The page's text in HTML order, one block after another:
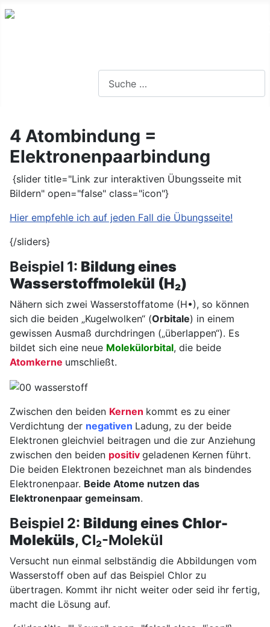
4 Atombindung =
Elektronenpaarbindung
{slider title="Link zur interaktiven Übungsseite mit
Bildern" open="false" class="icon"}
Hier empfehle ich auf jeden Fall die Übungsseite!
{/sliders}
Beispiel 1: Bildung eines
Wasserstoffmolekül (H₂)
Nähern sich zwei Wasserstoffatome (H•), so können
sich die beiden „Kugelwolken“ (Orbitale) in einem
gewissen Ausmaß durchdringen („überlappen“). Es
bildet sich eine neue Molekülorbital, die beide
Atomkerne umschließt.
Zwischen den beiden Kernen kommt es zu einer
Verdichtung der negativen Ladung, zu der beide
Elektronen gleichviel beitragen und die zur Anziehung
zwischen den beiden positiv geladenen Kernen führt.
Die beiden Elektronen bezeichnet man als bindendes
Elektronenpaar. Beide Atome nutzen das
Elektronenpaar gemeinsam.
Beispiel 2: Bildung eines Chlor-
Moleküls, Cl₂-Molekül
Versucht nun einmal selbständig die Abbildungen vom
Wasserstoff oben auf das Beispiel Chlor zu
übertragen. Kommt ihr nicht weiter oder seid ihr fertig,
macht die Lösung auf.